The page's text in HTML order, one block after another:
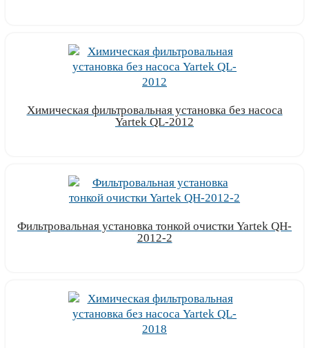
Химическая фильтровальная установка без насоса
Yartek QL-2012
Фильтровальная установка тонкой очистки Yartek QH-
2012-2